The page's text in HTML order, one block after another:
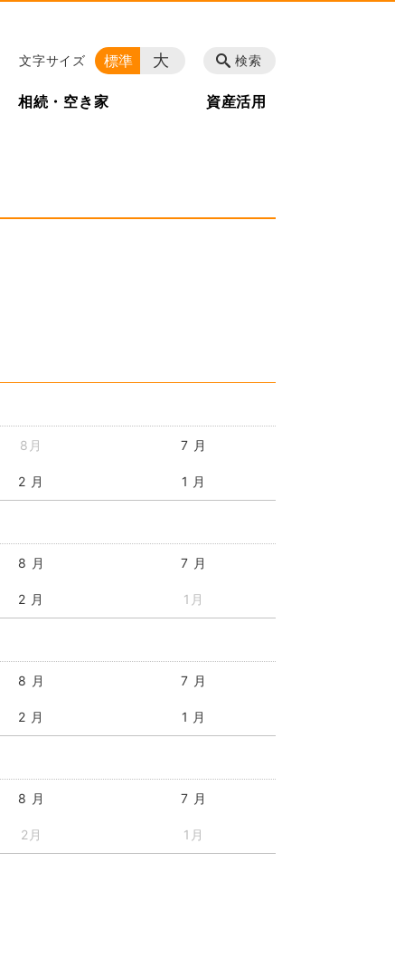
相続・空き家 資産活用
検索
文字サイズ 標準 大
8月 7 月
2 月 1 月
8 月 7 月
2 月 1月
8 月 7 月
2 月 1 月
8 月 7 月
2月 1月